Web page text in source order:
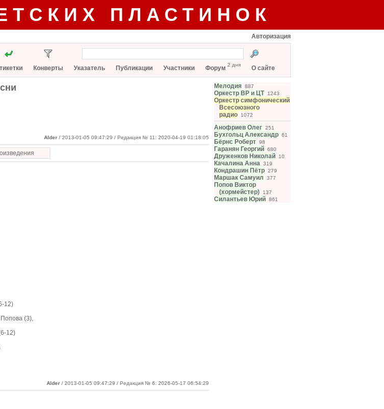
ПЛАСТИНОК
Авторизация
Конверты Указатель Публикации Участники Форум 2 дня О сайте
Alder / 2013-01-05 09:47:29 / Редакция № 11: 2020-04-19 01:18:05
12)
Попова (3),
12)
Alder / 2013-01-05 09:47:29 / Редакция № 6: 2026-05-17 06:54:29
Мелодия 887
Оркестр ВР и ЦТ 1243
Оркестр симфонический
Всесоюзного
радио 1072
Анофриев Олег 251
Бухгольц Александр 61
Бёрнс Роберт 98
Гаранян Георгий 680
Друженков Николай 10
Качалина Анна 319
Кондрашин Пётр 279
Маршак Самуил 377
Попов Виктор
(хормейстер) 137
Силантьев Юрий 861